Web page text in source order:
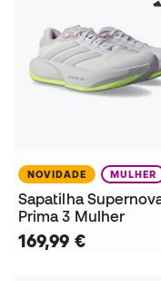
NOVIDADE MULHER
Sapatilha
Prima 3 Mulher
169,99 €